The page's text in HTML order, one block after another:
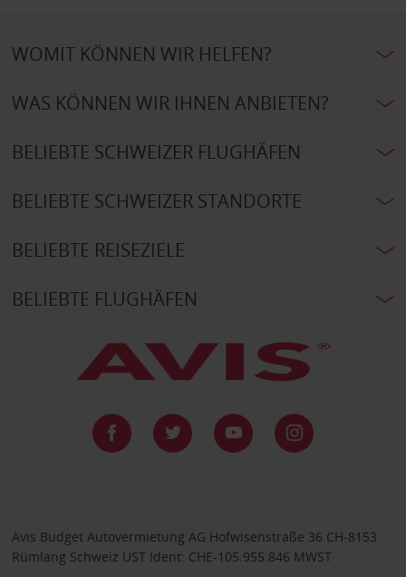
WOMIT KÖNNEN WIR HELFEN?
WAS KÖNNEN WIR IHNEN ANBIETEN?
BELIEBTE SCHWEIZER FLUGHÄFEN
BELIEBTE SCHWEIZER STANDORTE
BELIEBTE REISEZIELE
BELIEBTE FLUGHÄFEN
Avis Budget Autovermietung AG Hofwisenstraße 36 CH-8153
Rümlang Schweiz UST Ident: CHE-105.955.846 MWST